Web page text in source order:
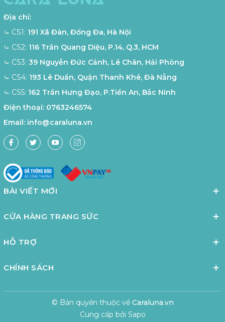
Địa chỉ:
⤿ CS1: 191 Xã Đàn, Đống Đa, Hà Nội
⤿ CS2: 116 Trần Quang Diệu, P.14, Q.3, HCM
⤿ CS3: 39 Nguyễn Đức Cảnh, Lê Chân, Hải Phòng
⤿ CS4: 193 Lê Duẩn, Quận Thanh Khê, Đà Nẵng
⤿ CS5: 162 Trần Hưng Đạo, P.Tiền An, Bắc Ninh
Điện thoại: 0763246574
Email: info@caraluna.vn
BÀI VIẾT MỚI
CỬA HÀNG TRANG SỨC
HỖ TRỢ
CHÍNH SÁCH
© Bản quyền thuộc về Caraluna.vn
Cung cấp bởi Sapo